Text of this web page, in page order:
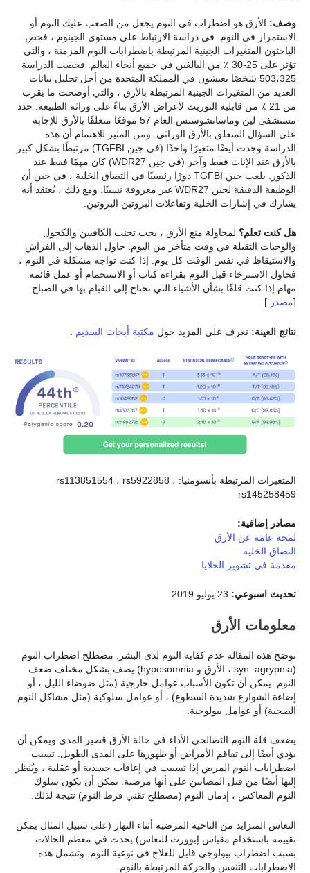
وصف: الأرق هو اضطراب في النوم يجعل من الصعب عليك النوم أو
الاستمرار في النوم. في دراسة الارتباط على مستوى الجينوم ، فحص
الباحثون المتغيرات الجينية المرتبطة باضطرابات النوم المزمنة ، والتي
تؤثر على 25-30 ٪ من البالغين في جميع أنحاء العالم. فحصت الدراسة
503،325 شخصًا يعيشون في المملكة المتحدة من أجل تحليل بيانات
العديد من المتغيرات الجينية المرتبطة بالأرق ، والتي أوضحت ما يقرب
من 21 ٪ من قابلية التوريث لأعراض الأرق بناءً على وراثة الطبيعة. حدد
مستشفى لين وماساتشوستس العام 57 موقعًا متعلقًا بالأرق للإجابة
على السؤال المتعلق بالأرق الوراثي. ومن المثير للاهتمام أن هذه
الدراسة وجدت أيضًا متغيرًا واحدًا (في جين TGFBI) مرتبطًا بشكل كبير
بالأرق عند الإناث فقط وآخر (في جين WDR27) كان مهمًا فقط عند
الذكور. يلعب جين TGFBI دورًا رئيسيًا في التصاق الخلية ، في حين أن
الوظيفة الدقيقة لجين WDR27 غير معروفة نسبيًا. ومع ذلك ، يُعتقد أنه
يشارك في إشارات الخلية وتفاعلات البروتين البروتين.
هل كنت تعلم؟ لمحاولة منع الأرق ، يجب تجنب الكافيين والكحول
والوجبات الثقيلة في وقت متأخر من اليوم. حاول الذهاب إلى الفراش
والاستيقاظ في نفس الوقت كل يوم. إذا كنت تواجه مشكلة في النوم ،
فحاول الاسترخاء قبل النوم بقراءة كتاب أو الاستحمام أو عمل قائمة
مهام إذا كنت قلقًا بشأن الأشياء التي تحتاج إلى القيام بها في الصباح.
[مصدر ]
نتائج العينة: تعرف على المزيد حول مكتبة أبحاث السديم
المتغيرات المرتبطة بأنسومنيا: rs113851554 ، rs5922858 ،
rs145258459
مصادر إضافية:
لمحة عامة عن الأرق
التصاق الخلية
مقدمة في تشوير الخلايا
تحديث اسبوعي:
معلومات الأرق
توضح هذه المقالة عدم كفاية النوم لدى البشر. مصطلح اضطراب النوم
(syn. agrypnia ، الأرق و hyposomnia) يصف بشكل مختلف ضعف
النوم. يمكن أن تكون الأسباب عوامل خارجية (مثل ضوضاء الليل ، أو
إضاءة الشوارع شديدة السطوع) ، أو عوامل سلوكية (مثل مشاكل النوم
الصحية) أو عوامل بيولوجية.
يضعف قلة النوم التصالحي الأداء في حالة الأرق قصير المدى ويمكن أن
يؤدي أيضًا إلى تفاقم الأمراض أو ظهورها على المدى الطويل. تسبب
اضطرابات النوم المرض إذا تسببت في إعاقات جسدية أو عقلية ، ويُنظر
إليها أيضًا من قبل المصابين على أنها مرضية. يمكن أن يكون سلوك
النوم المعاكس ، إدمان النوم (مصطلح تقني فرط النوم) نتيجة لذلك.
النعاس المتزايد من الناحية المرضية أثناء النهار (على سبيل المثال يمكن
تقييمه باستخدام مقياس إبوورث للنعاس) يحدث في معظم الحالات
بسبب اضطراب بيولوجي قابل للعلاج في نوعية النوم. وتشمل هذه
الاضطرابات التنفس والحركة المرتبطة بالنوم.